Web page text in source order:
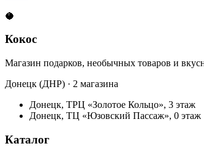
🥥
Кокос
Магазин подарков, необычных товаров и
Донецк (ДНР) · 2 магазина
Донецк, ТРЦ «Золотое Кольцо», 3 этаж
Донецк, ТЦ «Юзовский Пассаж», 0 этаж
Каталог